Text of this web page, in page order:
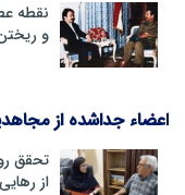
نقطه
و
اعضاء جداشده از
تحقق
از